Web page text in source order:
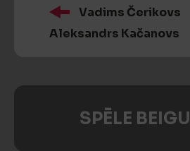
Vadims Čerikovs
Aleksandrs Kačanovs
SPĒLE